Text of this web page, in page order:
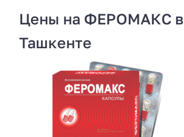
Цены на ФЕРОМАКС в
Ташкенте